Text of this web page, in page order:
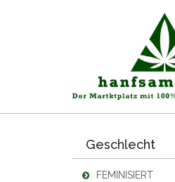
Geschlecht
FEMINISIERT